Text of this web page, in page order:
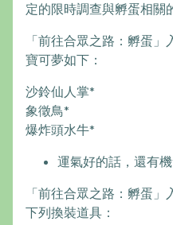
定的限時調查與孵蛋相關
「前往合眾之路：孵蛋
寶可夢如下：
沙鈴仙人掌*
象徵鳥*
爆炸頭水牛*
運氣好的話，還有
「前往合眾之路：孵蛋
下列換裝道具：